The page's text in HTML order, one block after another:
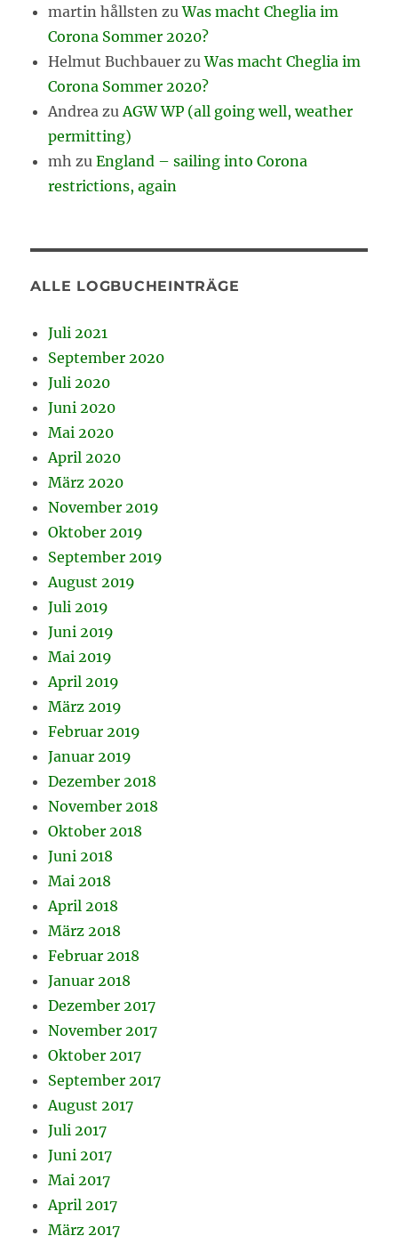
martin hållsten zuWas macht Cheglia im
Corona Sommer 2020?
Helmut Buchbauer zuWas macht Cheglia im
Corona Sommer 2020?
Andrea zuAGW WP (all going well, weather
permitting)
mh zuEngland – sailing into Corona
restrictions, again
ALLE LOGBUCHEINTRÄGE
Juli 2021
September 2020
Juli 2020
Juni 2020
Mai 2020
April 2020
März 2020
November 2019
Oktober 2019
September 2019
August 2019
Juli 2019
Juni 2019
Mai 2019
April 2019
März 2019
Februar 2019
Januar 2019
Dezember 2018
November 2018
Oktober 2018
Juni 2018
Mai 2018
April 2018
März 2018
Februar 2018
Januar 2018
Dezember 2017
November 2017
Oktober 2017
September 2017
August 2017
Juli 2017
Juni 2017
Mai 2017
April 2017
März 2017